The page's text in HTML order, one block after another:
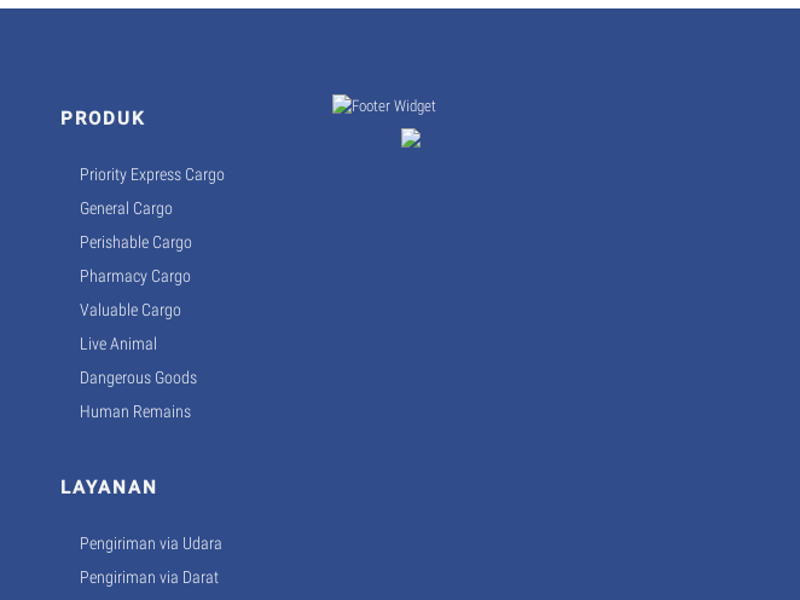
PRODUK
Priority Express Cargo
General Cargo
Perishable Cargo
Pharmacy Cargo
Valuable Cargo
Live Animal
Dangerous Goods
Human Remains
LAYANAN
Pengiriman via Udara
Pengiriman via Darat